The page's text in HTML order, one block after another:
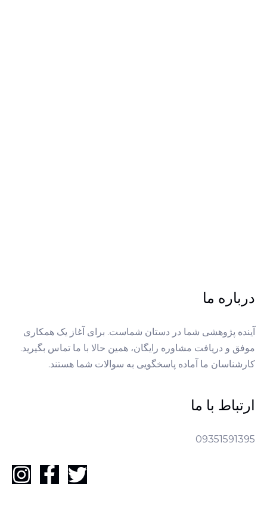
درباره ما
آینده پژوهشی شما در دستان شماست. برای آغاز یک همکاری
موفق و دریافت مشاوره رایگان، همین حالا با ما تماس بگیرید.
کارشناسان ما آماده پاسخگویی به سوالات شما هستند.
ارتباط با ما
09351591395